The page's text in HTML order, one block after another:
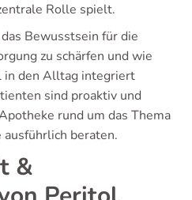
Rolle spielt.
Bewusstsein für die
zu schärfen und wie
in den Alltag integriert
sind proaktiv und
rund um das Thema
beraten.
&